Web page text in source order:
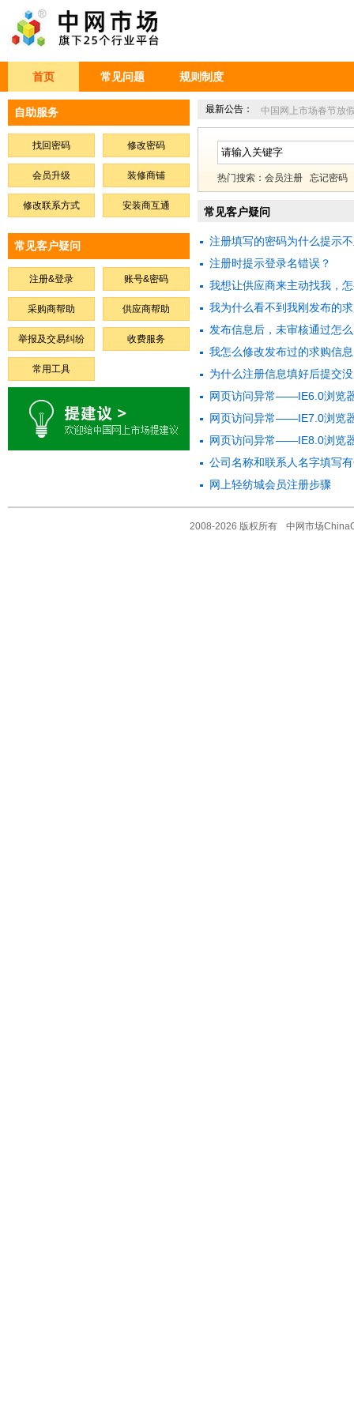
首页 常见问题 规则制度
自助服务
找回密码 修改密码
会员升级 装修商铺
修改联系方式 安装商互通
常见客户疑问
注册&登录 账号&密码
采购商帮助 供应商帮助
举报及交易纠纷 收费服务
常用工具
最新公告： 中国网上市场春节放
热门搜索： 会员注册 忘记密码
常见客户疑问
注册填写的密码为什么提示
注册时提示登录名错误？
我想让供应商来主动找我，
我为什么看不到我刚发布的
发布信息后，未审核通过怎
我怎么修改发布过的求购信
为什么注册信息填好后提交
网页访问异常——IE6.0浏览
网页访问异常——IE7.0浏览
网页访问异常——IE8.0浏览
公司名称和联系人名字填写
网上轻纺城会员注册步骤
2008-2026 版权所有 中网市场